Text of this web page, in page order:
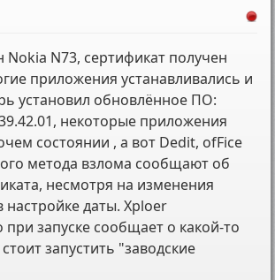
N73, сертификат получен
приложения устанавливались и
установил обновлённое ПО:
некоторые приложения
состоянии , а вот Dedit, ofFice
метода взлома сообщают об
несмотря на изменения
настройке даты. Xploer
при запуске сообщает о какой-то
запустить "заводские